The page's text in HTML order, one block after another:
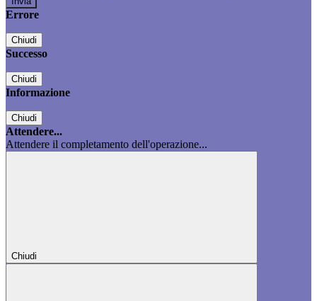
Errore
Chiudi
Successo
Chiudi
Informazione
Chiudi
Attendere...
Attendere il completamento dell'operazione...
Chiudi